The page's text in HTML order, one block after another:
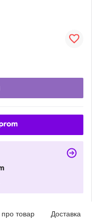
про товар Доставка